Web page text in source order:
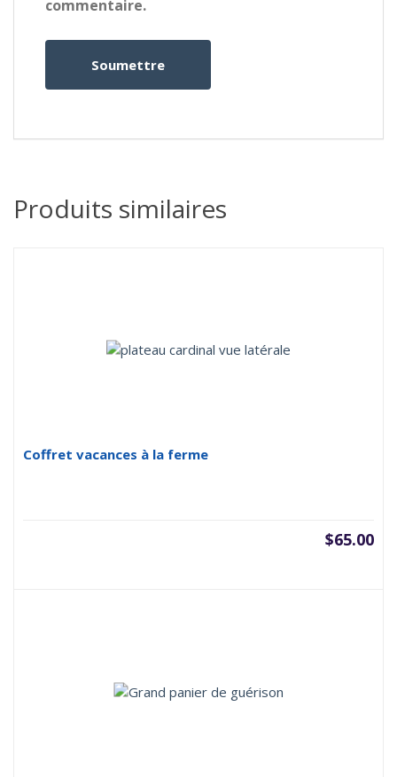
commentaire.
Produits similaires
Coffret vacances à la ferme
$65.00